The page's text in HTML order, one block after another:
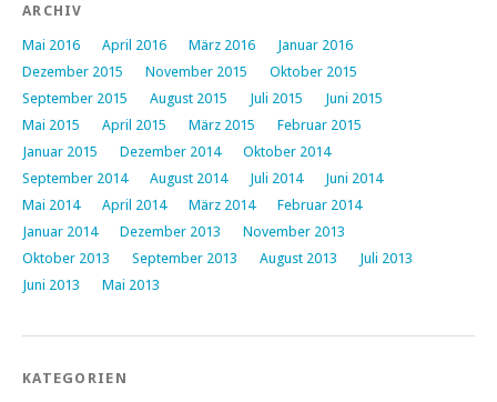
ARCHIV
Mai 2016 April 2016 März 2016
Januar 2016
Dezember 2015
November 2015
Oktober 2015
September 2015
August 2015 Juli 2015
Juni 2015
Mai 2015
April 2015 März 2015
Februar 2015
Januar 2015
Dezember 2014
Oktober 2014
September 2014
August 2014 Juli 2014
Juni 2014
Mai 2014
April 2014 März 2014
Februar 2014
Januar 2014
Dezember 2013
November 2013
Oktober 2013
September 2013 August 2013
Juli 2013
Juni 2013
Mai 2013
KATEGORIEN